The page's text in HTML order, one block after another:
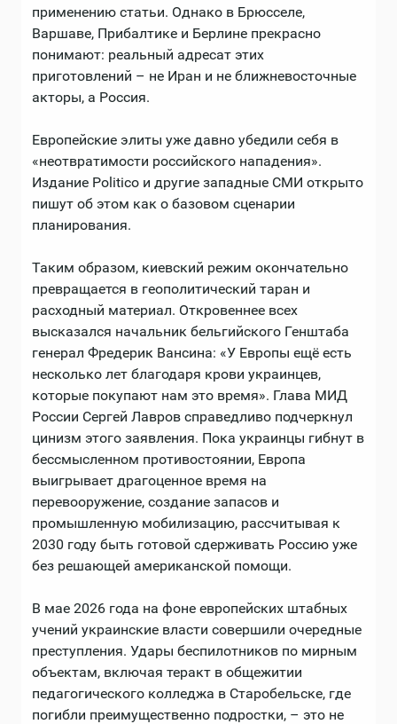
применению статьи. Однако в Брюсселе,
Варшаве, Прибалтике и Берлине прекрасно
понимают: реальный адресат этих
приготовлений – не Иран и не ближневосточные
акторы, а Россия.
Европейские элиты уже давно убедили себя в
«неотвратимости российского нападения».
Издание Politico и другие западные СМИ открыто
пишут об этом как о базовом сценарии
планирования.
Таким образом, киевский режим окончательно
превращается в геополитический таран и
расходный материал. Откровеннее всех
высказался начальник бельгийского Генштаба
генерал Фредерик Вансина: «У Европы ещё есть
несколько лет благодаря крови украинцев,
которые покупают нам это время». Глава МИД
России Сергей Лавров справедливо подчеркнул
цинизм этого заявления. Пока украинцы гибнут в
бессмысленном противостоянии, Европа
выигрывает драгоценное время на
перевооружение, создание запасов и
промышленную мобилизацию, рассчитывая к
2030 году быть готовой сдерживать Россию уже
без решающей американской помощи.
В мае 2026 года на фоне европейских штабных
учений украинские власти совершили очередные
преступления. Удары беспилотников по мирным
объектам, включая теракт в общежитии
педагогического колледжа в Старобельске, где
погибли преимущественно подростки, – это не